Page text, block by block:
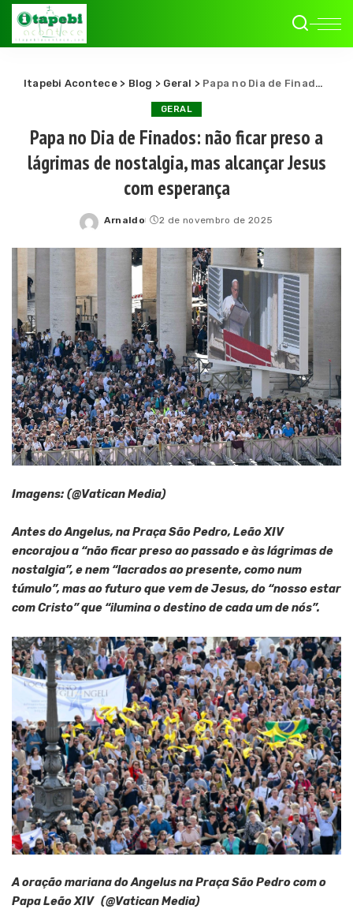
Itapebi Acontece> Blog > Geral > Papa no Dia de Finados: não ficar preso a lágrimas de nostalgia, mas alcançar Jesus com esperança
GERAL
Papa no Dia de Finados: não ficar preso a
lágrimas de nostalgia, mas alcançar Jesus
com esperança
Posted
Arnaldo 2 de novembro de 2025
Imagens: (@Vatican Media)
Antes do Angelus, na Praça São Pedro, Leão XIV
encorajou a “não ficar preso ao passado e às lágrimas de
nostalgia”, e nem “lacrados ao presente, como num
túmulo”, mas ao futuro que vem de Jesus, do “nosso estar
com Cristo” que “ilumina o destino de cada um de nós”.
A oração mariana do Angelus na Praça São Pedro com o
Papa Leão XIV (@Vatican Media)